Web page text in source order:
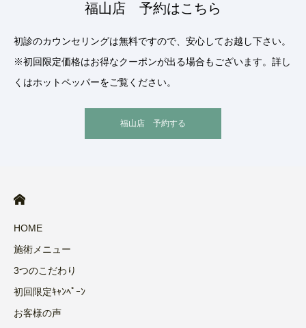
福山店 予約はこちら
初診のカウンセリングは無料ですので、安心してお越し下さい。
※初回限定価格はお得なクーポンが出る場合もございます。詳し
くはホットペッパーをご覧ください。
福山店 予約する
HOME
施術メニュー
3つのこだわり
初回限定ｷｬﾝﾍﾟｰﾝ
お客様の声